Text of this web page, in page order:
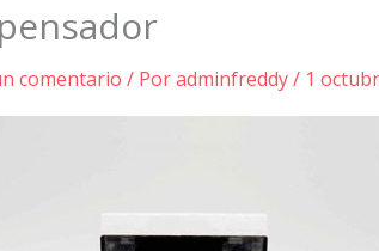
comentario / Poradminfreddy/ 1